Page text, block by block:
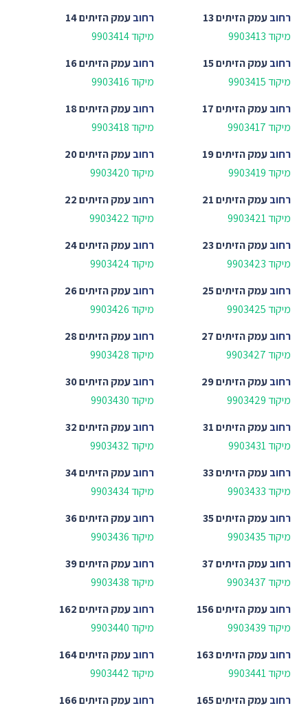
רחובעמק הזיתים 13
מיקוד 9903413
רחובעמק הזיתים 14
מיקוד 9903414
רחובעמק הזיתים 15
מיקוד 9903415
רחובעמק הזיתים 16
מיקוד 9903416
רחובעמק הזיתים 17
מיקוד 9903417
רחובעמק הזיתים 18
מיקוד 9903418
רחובעמק הזיתים 19
מיקוד 9903419
רחובעמק הזיתים 20
מיקוד 9903420
רחובעמק הזיתים 21
מיקוד 9903421
רחובעמק הזיתים 22
מיקוד 9903422
רחובעמק הזיתים 23
מיקוד 9903423
רחובעמק הזיתים 24
מיקוד 9903424
רחובעמק הזיתים 25
מיקוד 9903425
רחובעמק הזיתים 26
מיקוד 9903426
רחובעמק הזיתים 27
מיקוד 9903427
רחובעמק הזיתים 28
מיקוד 9903428
רחובעמק הזיתים 29
מיקוד 9903429
רחובעמק הזיתים 30
מיקוד 9903430
רחובעמק הזיתים 31
מיקוד 9903431
רחובעמק הזיתים 32
מיקוד 9903432
רחובעמק הזיתים 33
מיקוד 9903433
רחובעמק הזיתים 34
מיקוד 9903434
רחובעמק הזיתים 35
מיקוד 9903435
רחובעמק הזיתים 36
מיקוד 9903436
רחובעמק הזיתים 37
מיקוד 9903437
רחובעמק הזיתים 39
מיקוד 9903438
רחובעמק הזיתים 156
מיקוד 9903439
רחובעמק הזיתים 162
מיקוד 9903440
רחובעמק הזיתים 163
מיקוד 9903441
רחובעמק הזיתים 164
מיקוד 9903442
רחובעמק הזיתים 165
רחובעמק הזיתים 166